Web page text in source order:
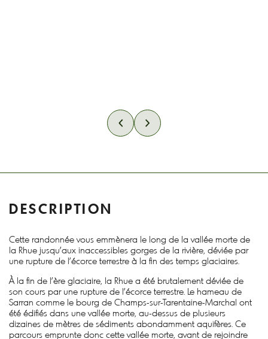
DESCRIPTION
Cette randonnée vous emmènera le long de la vallée morte de
la Rhue jusqu’aux inaccessibles gorges de la rivière, déviée par
une rupture de l’écorce terrestre à la fin des temps glaciaires.
À la fin de l'ère glaciaire, la Rhue a été brutalement déviée de
son cours par une rupture de l'écorce terrestre. Le hameau de
Sarran comme le bourg de Champs-sur-Tarentaine-Marchal ont
été édifiés dans une vallée morte, au-dessus de plusieurs
dizaines de mètres de sédiments abondamment aquifères. Ce
parcours emprunte donc cette vallée morte, avant de rejoindre